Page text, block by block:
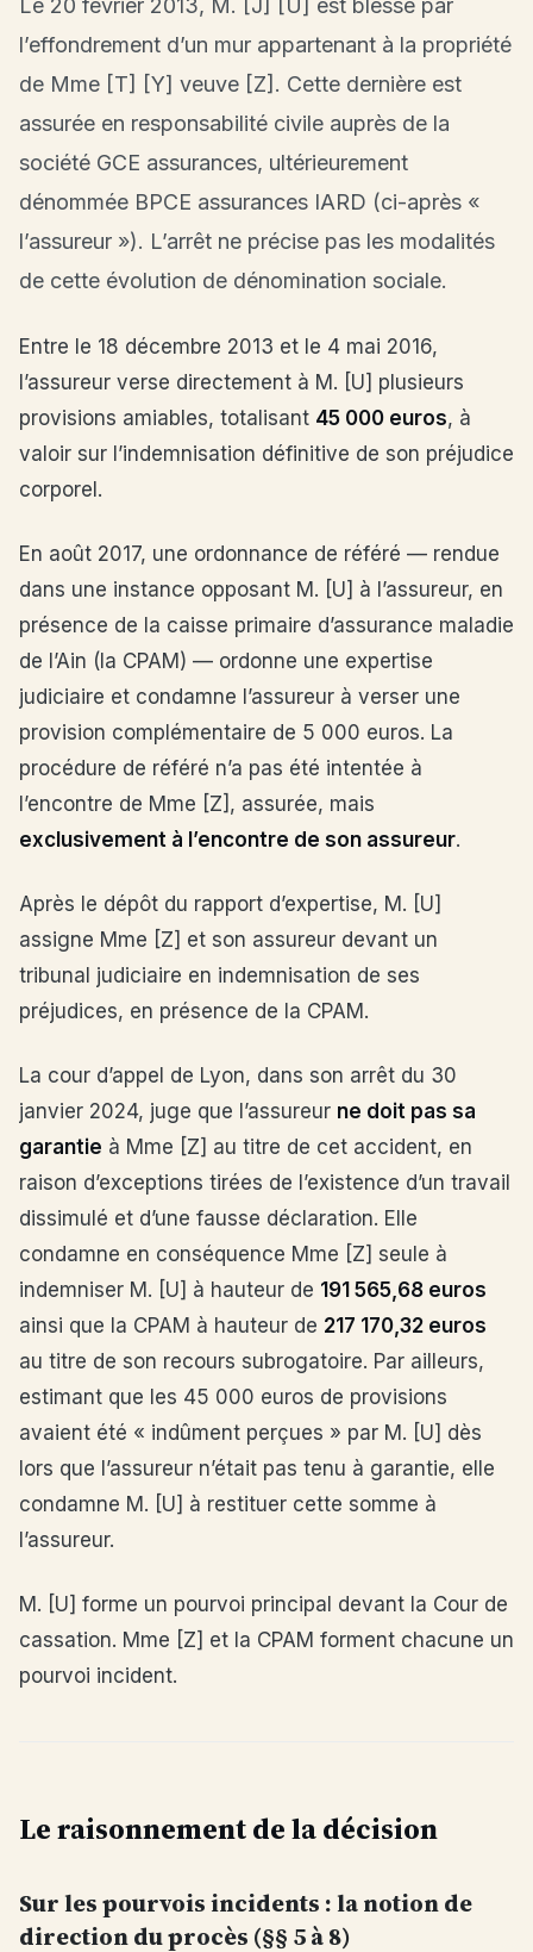
Le 20 février 2013, M. [J] [U] est blessé par
l’effondrement d’un mur appartenant à la propriété
de Mme [T] [Y] veuve [Z]. Cette dernière est
assurée en responsabilité civile auprès de la
société GCE assurances, ultérieurement
dénommée BPCE assurances IARD (ci-après «
l’assureur »). L’arrêt ne précise pas les modalités
de cette évolution de dénomination sociale.
Entre le 18 décembre 2013 et le 4 mai 2016,
l’assureur verse directement à M. [U] plusieurs
provisions amiables, totalisant 45 000 euros, à
valoir sur l’indemnisation définitive de son préjudice
corporel.
En août 2017, une ordonnance de référé — rendue
dans une instance opposant M. [U] à l’assureur, en
présence de la caisse primaire d’assurance maladie
de l’Ain (la CPAM) — ordonne une expertise
judiciaire et condamne l’assureur à verser une
provision complémentaire de 5 000 euros. La
procédure de référé n’a pas été intentée à
l’encontre de Mme [Z], assurée, mais
exclusivement à l’encontre de son assureur.
Après le dépôt du rapport d’expertise, M. [U]
assigne Mme [Z] et son assureur devant un
tribunal judiciaire en indemnisation de ses
préjudices, en présence de la CPAM.
La cour d’appel de Lyon, dans son arrêt du 30
janvier 2024, juge que l’assureur ne doit pas sa
garantie à Mme [Z] au titre de cet accident, en
raison d’exceptions tirées de l’existence d’un travail
dissimulé et d’une fausse déclaration. Elle
condamne en conséquence Mme [Z] seule à
indemniser M. [U] à hauteur de 191 565,68 euros
ainsi que la CPAM à hauteur de 217 170,32 euros
au titre de son recours subrogatoire. Par ailleurs,
estimant que les 45 000 euros de provisions
avaient été « indûment perçues » par M. [U] dès
lors que l’assureur n’était pas tenu à garantie, elle
condamne M. [U] à restituer cette somme à
l’assureur.
M. [U] forme un pourvoi principal devant la Cour de
cassation. Mme [Z] et la CPAM forment chacune un
pourvoi incident.
Le raisonnement de la décision
Sur les pourvois incidents : la notion de
direction du procès (§§ 5 à 8)